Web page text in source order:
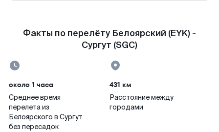
Факты по перелёту Белоярский (EYK) -
Сургут (SGC)
около 1 часа
Среднее время
перелета из
Белоярского в Сургут
без пересадок
431 км
Расстояние между
городами